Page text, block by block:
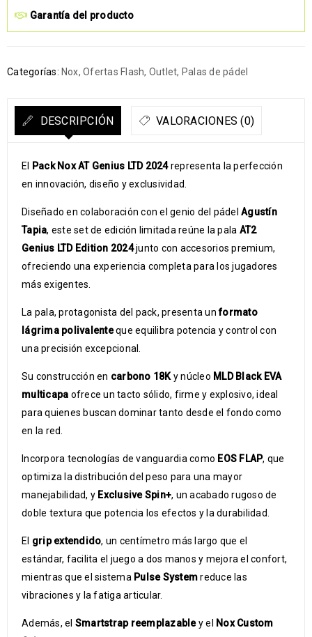
Garantía del producto
Categorías: Nox, Ofertas Flash, Outlet, Palas de pádel
DESCRIPCIÓN VALORACIONES (0)
El Pack Nox AT Genius LTD 2024representa la perfección
en innovación, diseño y exclusividad.
Diseñado en colaboración con el genio del pádel Agustín
Tapia, este set de edición limitada reúne la pala AT2
Genius LTD Edition 2024junto con accesorios premium,
ofreciendo una experiencia completa para los jugadores
más exigentes.
La pala, protagonista del pack, presenta unformato
lágrima polivalenteque equilibra potencia y control con
una precisión excepcional.
Su construcción en carbono 18K y núcleo MLD Black EVA
multicapa ofrece un tacto sólido, firme y explosivo, ideal
para quienes buscan dominar tanto desde el fondo como
en la red.
Incorpora tecnologías de vanguardia como EOS FLAP, que
optimiza la distribución del peso para una mayor
manejabilidad, y Exclusive Spin+, un acabado rugoso de
doble textura que potencia los efectos y la durabilidad.
El grip extendido, un centímetro más largo que el
estándar, facilita el juego a dos manos y mejora el confort,
mientras que el sistema Pulse Systemreduce las
vibraciones y la fatiga articular.
Además, el Smartstrap reemplazabley el
Nox Custom